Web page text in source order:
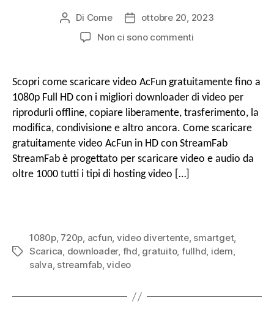
l
r
e
Post
autore
Di Come
Dataottobre 20, 2023
Non ci sono commentiSU
gratuitamente
i
video
AcFun
in
Full
HD
Scopri come scaricare video AcFun gratuitamente fino a
1080p Full HD con i migliori downloader di video per
riprodurli offline, copiare liberamente, trasferimento, la
modifica, condivisione e altro ancora. Come scaricare
gratuitamente video AcFun in HD con StreamFab
StreamFab è progettato per scaricare video e audio da
oltre 1000 tutti i tipi di hosting video […]
Tag
1080p, 720p, acfun, video divertente, smartget,
Scarica, downloader, fhd, gratuito, fullhd, idem,
salva, streamfab,video